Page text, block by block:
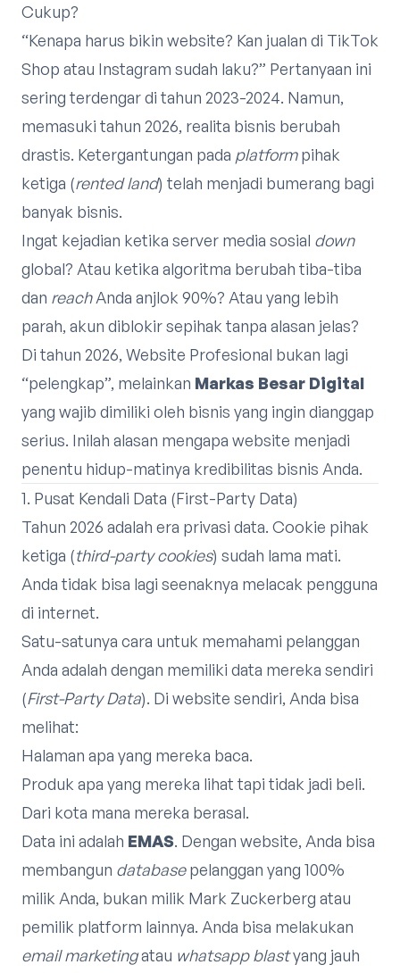
Cukup?
“Kenapa harus bikin website? Kan jualan di TikTok
Shop atau Instagram sudah laku?” Pertanyaan ini
sering terdengar di tahun 2023-2024. Namun,
memasuki tahun 2026, realita bisnis berubah
drastis. Ketergantungan pada platformpihak
ketiga (rented land) telah menjadi bumerang bagi
banyak bisnis.
Ingat kejadian ketika server media sosial down
global? Atau ketika algoritma berubah tiba-tiba
dan reachAnda anjlok 90%? Atau yang lebih
parah, akun diblokir sepihak tanpa alasan jelas?
Di tahun 2026, Website Profesional bukan lagi
“pelengkap”, melainkan Markas Besar Digital
yang wajib dimiliki oleh bisnis yang ingin dianggap
serius. Inilah alasan mengapa website menjadi
penentu hidup-matinya kredibilitas bisnis Anda.
1. Pusat Kendali Data (First-Party Data)
Tahun 2026 adalah era privasi data. Cookie pihak
ketiga (third-party cookies) sudah lama mati.
Anda tidak bisa lagi seenaknya melacak pengguna
di internet.
Satu-satunya cara untuk memahami pelanggan
Anda adalah dengan memiliki data mereka sendiri
(First-Party Data). Di website sendiri, Anda bisa
melihat:
Halaman apa yang mereka baca.
Produk apa yang mereka lihat tapi tidak jadi beli.
Dari kota mana mereka berasal.
Data ini adalah EMAS. Dengan website, Anda bisa
membangun databasepelanggan yang 100%
milik Anda, bukan milik Mark Zuckerberg atau
pemilik platform lainnya. Anda bisa melakukan
email marketingatau whatsapp blastyang jauh